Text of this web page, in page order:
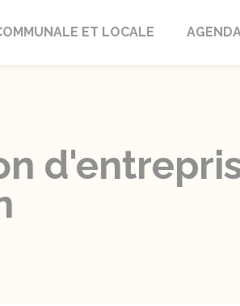
ET LOCALE